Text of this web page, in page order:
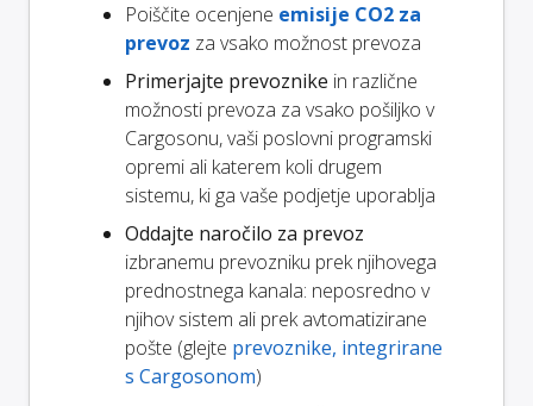
Poiščite ocenjene emisije CO2 za
prevoz za vsako možnost prevoza
Primerjajte prevoznike in različne
možnosti prevoza za vsako pošiljko v
Cargosonu, vaši poslovni programski
opremi ali katerem koli drugem
sistemu, ki ga vaše podjetje uporablja
Oddajte naročilo za prevoz
izbranemu prevozniku prek njihovega
prednostnega kanala: neposredno v
njihov sistem ali prek avtomatizirane
pošte (glejte prevoznike, integrirane
s Cargosonom)